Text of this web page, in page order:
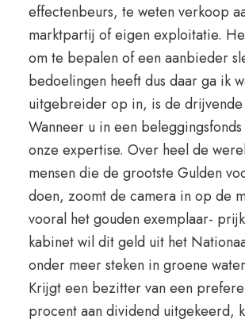
effectenbeurs, te weten verkoop
marktpartij of eigen exploitatie.
om te bepalen of een aanbieder
bedoelingen heeft dus daar ga ik
uitgebreider op in, is de drijvende
Wanneer u in een
onze expertise. Over heel de
mensen die de grootste Gulden
doen, zoomt de camera in op de
vooral het gouden exemplaar-
kabinet wil dit geld uit het
onder meer steken in groene
Krijgt een bezitter van een
procent aan dividend uitgekeerd,